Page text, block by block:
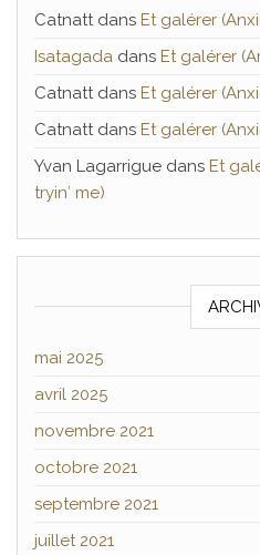
Catnattdans Et galérer
Isatagada dans Et galérer
Catnattdans Et galérer
Catnattdans Et galérer
Yvan Lagarrigue dans Et
tryin′ me)
mai 2025
avril 2025
novembre 2021
octobre 2021
septembre 2021
juillet 2021